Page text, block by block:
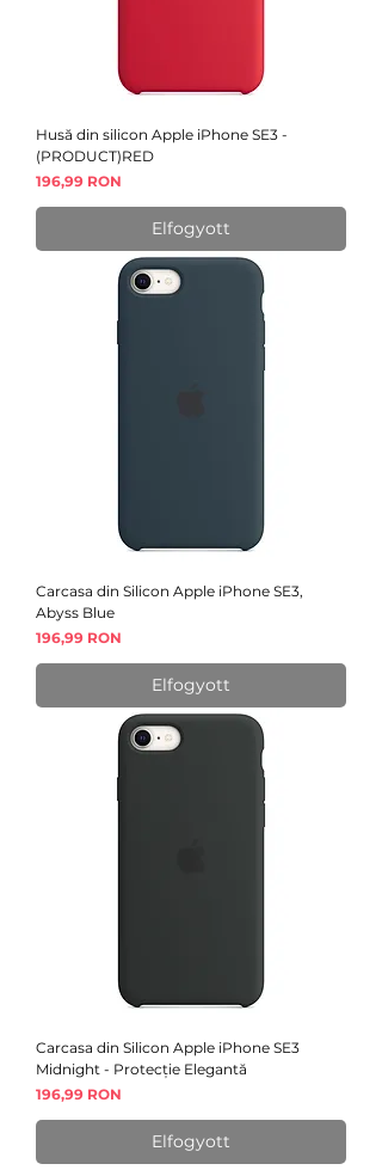
Husă din silicon Apple iPhone SE3 -
(PRODUCT)RED
Ár
196,99 RON
Elfogyott
Carcasa din Silicon Apple iPhone SE3,
Abyss Blue
Ár
196,99 RON
Elfogyott
Carcasa din Silicon Apple iPhone SE3
Midnight - Protecție Elegantă
Ár
196,99 RON
Elfogyott